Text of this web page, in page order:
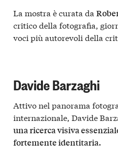
La mostra è curata da
critico della fotografia,
voci più autorevoli della
Davide Barzaghi
Attivo nel panorama
internazionale, Davide
una ricerca visiva
fortemente identitaria.